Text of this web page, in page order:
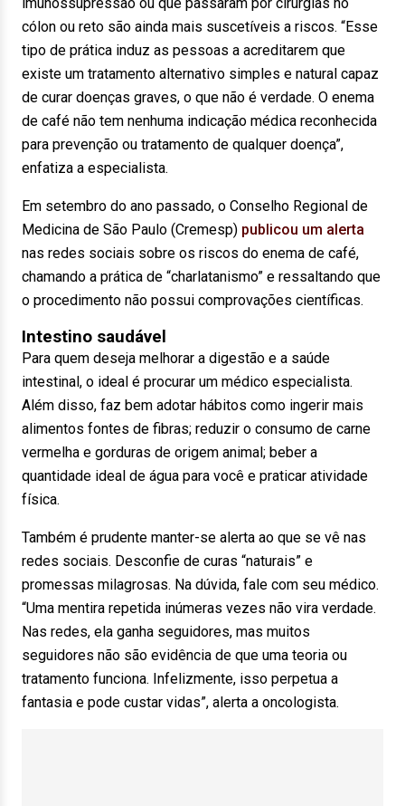
cólon ou reto são ainda mais suscetíveis a riscos. “Esse
tipo de prática induz as pessoas a acreditarem que
existe um tratamento alternativo simples e natural capaz
de curar doenças graves, o que não é verdade. O enema
de café não tem nenhuma indicação médica reconhecida
para prevenção ou tratamento de qualquer doença”,
enfatiza a especialista.
Em setembro do ano passado, o Conselho Regional de
Medicina de São Paulo (Cremesp) publicou um alerta
nas redes sociais sobre os riscos do enema de café,
chamando a prática de “charlatanismo” e ressaltando que
o procedimento não possui comprovações científicas.
Intestino saudável
Para quem deseja melhorar a digestão e a saúde
intestinal, o ideal é procurar um médico especialista.
Além disso, faz bem adotar hábitos como ingerir mais
alimentos fontes de fibras; reduzir o consumo de carne
vermelha e gorduras de origem animal; beber a
quantidade ideal de água para você e praticar atividade
física.
Também é prudente manter-se alerta ao que se vê nas
redes sociais. Desconfie de curas “naturais” e
promessas milagrosas. Na dúvida, fale com seu médico.
“Uma mentira repetida inúmeras vezes não vira verdade.
Nas redes, ela ganha seguidores, mas muitos
seguidores não são evidência de que uma teoria ou
tratamento funciona. Infelizmente, isso perpetua a
fantasia e pode custar vidas”, alerta a oncologista.